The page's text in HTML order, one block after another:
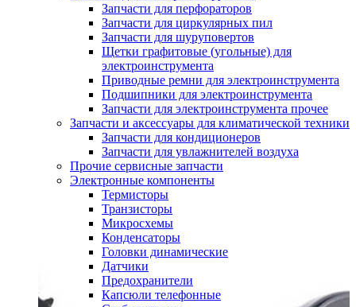
Запчасти для перфораторов
Запчасти для циркулярных пил
Запчасти для шуруповертов
Щетки графитовые (угольные) для
электроинструмента
Приводные ремни для электроинструмента
Подшипники для электроинструмента
Запчасти для электроинструмента прочее
Запчасти и аксессуары для климатической техники
Запчасти для кондиционеров
Запчасти для увлажнителей воздуха
Прочие сервисные запчасти
Электронные компоненты
Термисторы
Транзисторы
Микросхемы
Конденсаторы
Головки динамические
Датчики
Предохранители
Капсюли телефонные